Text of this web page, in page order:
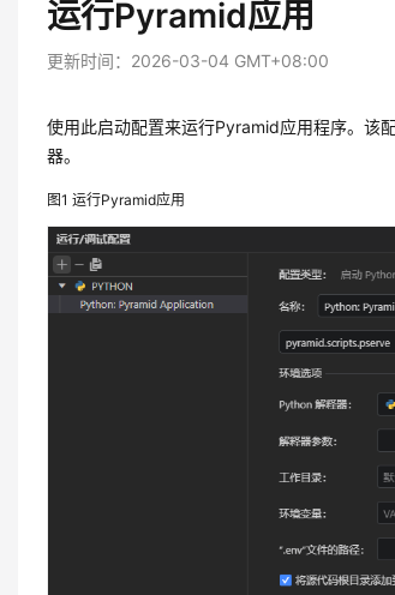
运行Pyramid应用
更新时间： 2026-03-04 GMT+08:00
使用此启动配置来运行Pyramid应用程序。该
器。
图1运行Pyramid应用